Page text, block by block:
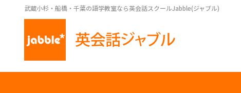
武蔵小杉・船橋・千葉の語学教室なら英会話スクールJabble(ジャブル)